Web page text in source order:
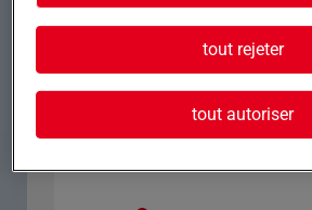
• Contrat : CDD (renouvelable)
• 35H / semaine
tout rejeter
tout autoriser